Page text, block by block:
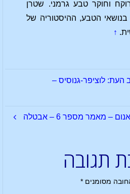
היה רוקח וחוקר טבע גרמני. שטרן
בנושאי הטבע, ההיסטוריה של
↑
12 מכתב העת: לוציפר-גנוסיס –
מאמר מספר 6 – אבטלה
תגובה
מסומנים*